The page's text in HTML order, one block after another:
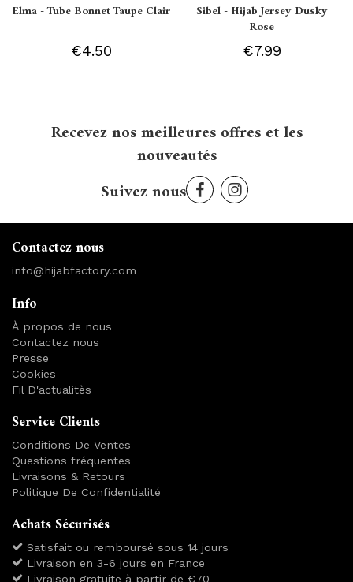
Elma - Tube Bonnet Taupe Clair
€4.50
Sibel - Hijab Jersey Dusky
Rose
€7.99
Recevez nos meilleures offres et les
nouveautés
Suivez nous
Contactez nous
info@hijabfactory.com
Info
À propos de nous
Contactez nous
Presse
Cookies
Fil D'actualitès
Service Clients
Conditions De Ventes
Questions fréquentes
Livraisons & Retours
Politique De Confidentialité
Achats Sécurisés
Satisfait ou remboursé sous 14 jours
Livraison en 3-6 jours en France
Livraison gratuite à partir de €70